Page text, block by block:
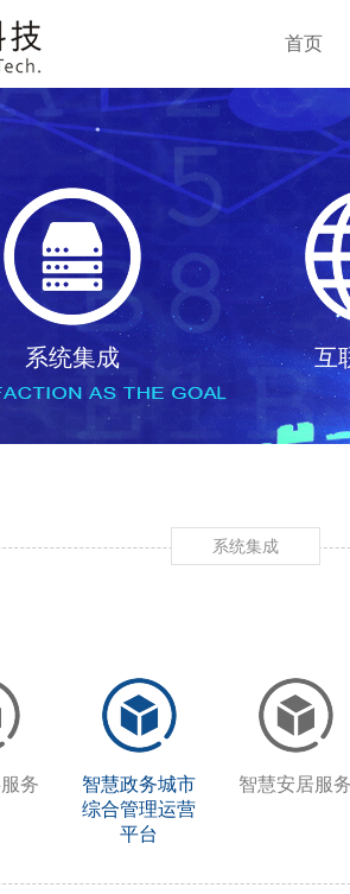
首页
系统集成 互
系统集成
务
智慧政务城市
综合管理运营
平台
智慧安居服